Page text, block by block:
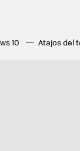
10 Atajos del